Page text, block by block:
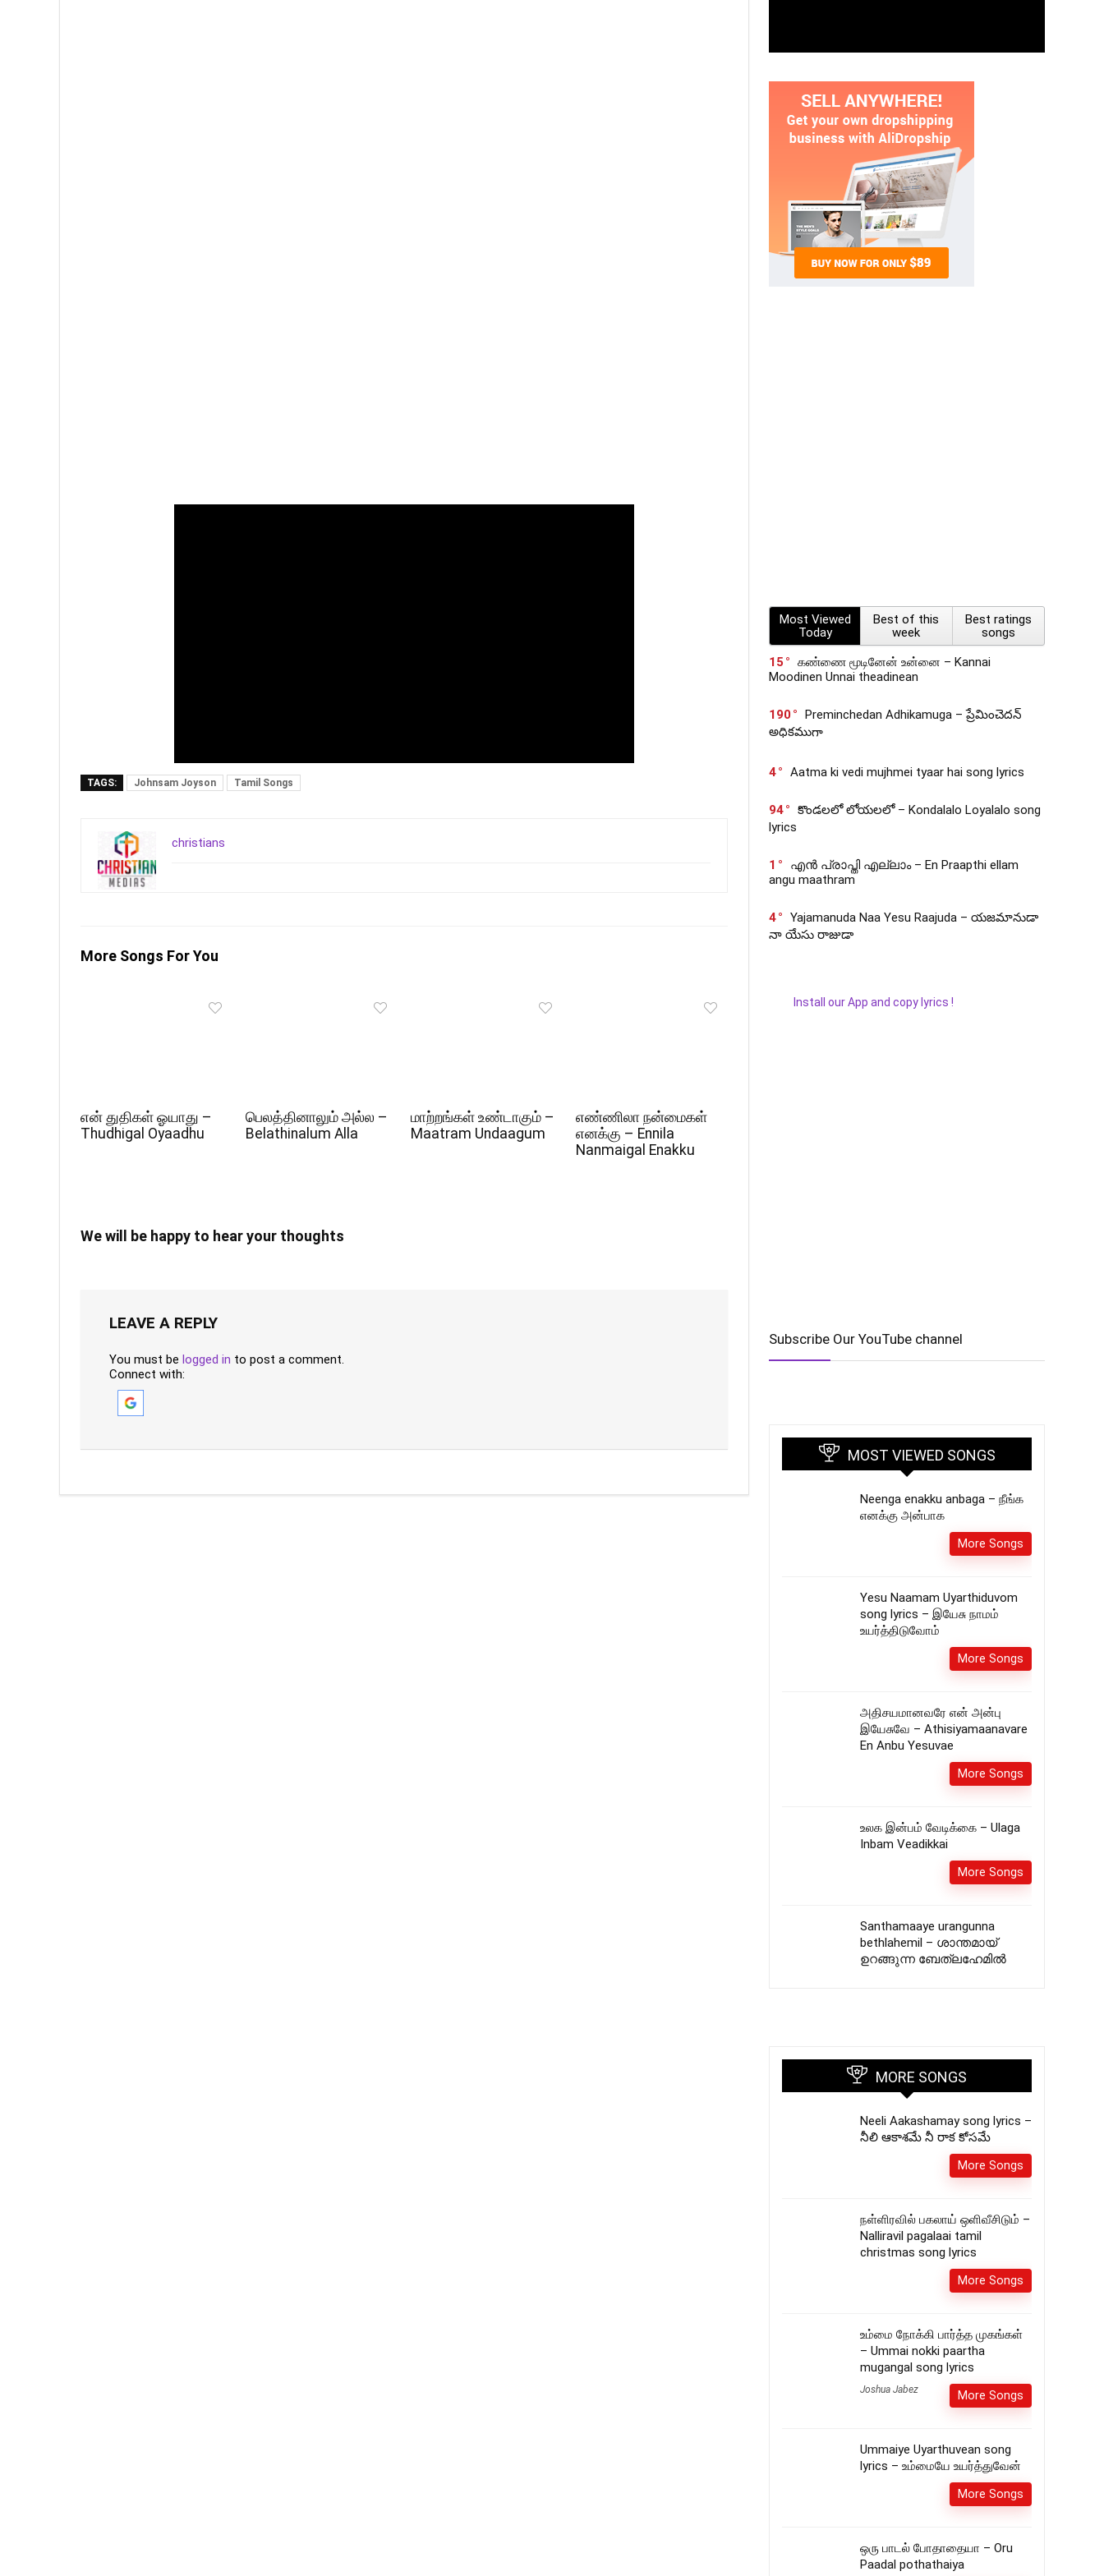
TAGS: Johnsam Joyson Tamil Songs
christians
More Songs For You
என் துதிகள் ஓயாது –
Thudhigal Oyaadhu
பெலத்தினாலும் அல்ல –
Belathinalum Alla
மாற்றங்கள் உண்டாகும் –
Maatram Undaagum
எண்ணிலா நன்மைகள்
எனக்கு – Ennila
Nanmaigal Enakku
We will be happy to hear your thoughts
LEAVE A REPLY
You must be logged in to post a comment.
Connect with:
Most Viewed
Today
Best of this
week
Best ratings
songs
15
கண்ணை மூடினேன் உன்னை – Kannai
Moodinen Unnai theadinean
190
Preminchedan Adhikamuga – ప్రేమించెదన్
అధికముగా
4 Aatma ki vedi mujhmei tyaar hai song lyrics
94
కొండలలో లోయలలో – Kondalalo Loyalalo song
lyrics
1
എൻ പ്രാപ്തി എല്ലാം – En Praapthi ellam
angu maathram
4
Yajamanuda Naa Yesu Raajuda – యజమానుడా
నా యేసు రాజుడా
Install our App and copy lyrics !
Subscribe Our YouTube channel
MOST VIEWED SONGS
Neenga enakku anbaga – நீங்க
எனக்கு அன்பாக
More Songs
Yesu Naamam Uyarthiduvom
song lyrics – இயேசு நாமம்
உயர்த்திடுவோம்
More Songs
அதிசயமானவரே என் அன்பு
இயேசுவே – Athisiyamaanavare
En Anbu Yesuvae
More Songs
உலக இன்பம் வேடிக்கை – Ulaga
Inbam Veadikkai
More Songs
Santhamaaye urangunna
bethlahemil – ശാന്തമായ്
ഉറങ്ങുന്ന ബേത്ലഹേമിൽ
MORE SONGS
Neeli Aakashamay song lyrics –
నీలి ఆకాశమే నీ రాక కోసమే
More Songs
நள்ளிரவில் பகலாய் ஒளிவீசிடும் –
Nalliravil pagalaai tamil
christmas song lyrics
More Songs
உம்மை நோக்கி பார்த்த முகங்கள்
– Ummai nokki paartha
mugangal song lyrics
Joshua Jabez More Songs
Ummaiye Uyarthuvean song
lyrics – உம்மையே உயர்த்துவேன்
More Songs
ஒரு பாடல் போதாதையா – Oru
Paadal pothathaiya